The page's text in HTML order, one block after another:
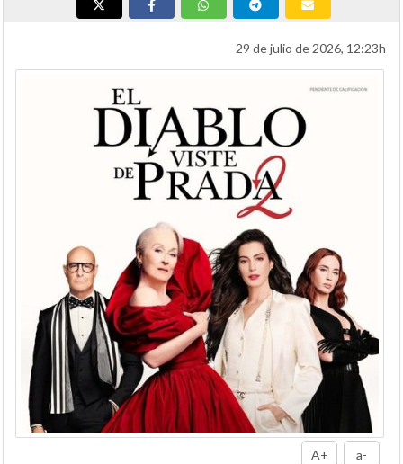
29 de julio de 2026, 12:23h
A+ a-